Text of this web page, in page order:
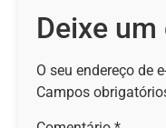
Deixe
O seu endereço de
Campos